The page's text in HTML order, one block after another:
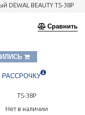
DEWAL BEAUTY TS-38P
Сравнить
РАССРОЧКУ
TS-38P
Нет в наличии